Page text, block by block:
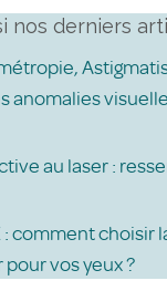
nos derniers
anomalies
au laser :
: comment choisir
vos yeux ?